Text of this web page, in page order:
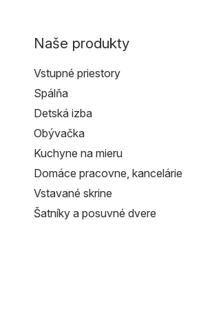
Naše produkty
Vstupné priestory
Spálňa
Detská izba
Obývačka
Kuchyne na mieru
Domáce pracovne, kancelárie
Vstavané skrine
Šatníky a posuvné dvere